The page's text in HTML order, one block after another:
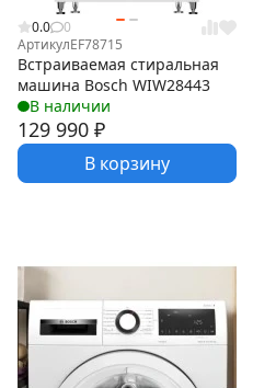
0.0
0
АртикулEF78715
Встраиваемая стиральная
машина Bosch WIW28443
В наличии
129 990 ₽
В корзину